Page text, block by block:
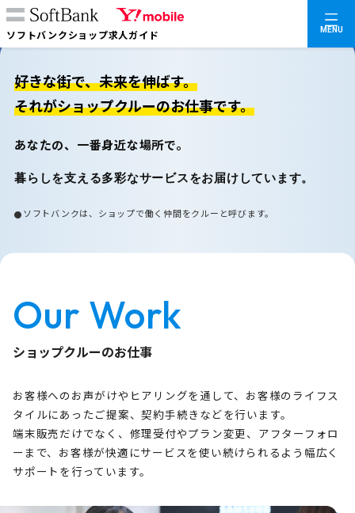
ソフトバンクショップ求人ガイド MENU
好きな街で、未来を伸ばす。
それがショップクルーのお仕事です。
あなたの、一番身近な場所で。
暮らしを支える多彩なサービスをお届けしています。
ソフトバンクは、ショップで働く仲間をクルーと呼びます。
Our Work
ショップクルーのお仕事
お客様へのお声がけやヒアリングを通して、お客様のライフス
タイルにあったご提案、契約手続きなどを行います。
端末販売だけでなく、修理受付やプラン変更、アフターフォロ
ーまで、お客様が快適にサービスを使い続けられるよう幅広く
サポートを行っています。